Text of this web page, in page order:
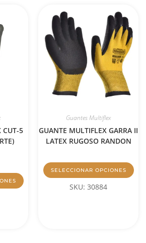
CUT-5
Guantes Multiflex
GUANTE MULTIFLEX GARRA II
LATEX RUGOSO RANDON
SELECCIONAR OPCIONES
SKU: 30884